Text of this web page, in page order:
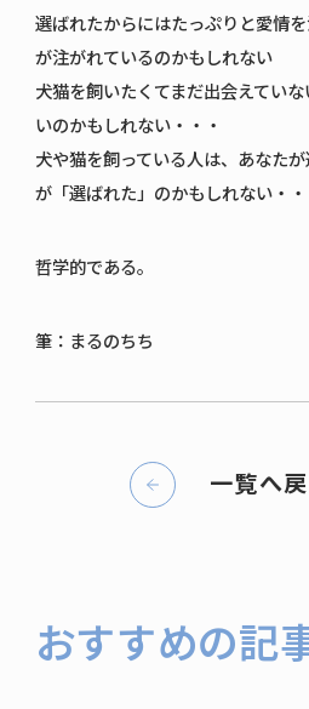
選ばれたからにはたっぷりと愛情
が注がれているのかもしれない
犬猫を飼いたくてまだ出会えてい
いのかもしれない・・・
犬や猫を飼っている人は、あなた
が「選ばれた」のかもしれない・・
哲学的である。
筆：まるのちち
一覧へ
おすすめの記